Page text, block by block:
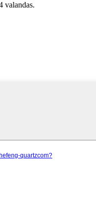
valandas.